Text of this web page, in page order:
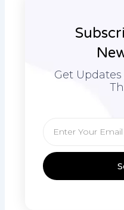
Get